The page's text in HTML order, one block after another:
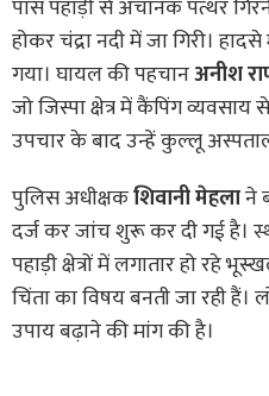
पास पहाड़ी से अचानक पत्थर
होकर चंद्रा नदी में जा गिरी।
गया। घायल की पहचानअनीश
जो जिस्पा क्षेत्र में कैंपिंग
उपचार के बाद उन्हें कुल्लू
पुलिस अधीक्षकशिवानी मेहलाने
दर्ज कर जांच शुरू कर दी गई है।
पहाड़ी क्षेत्रों में लगातार हो रहे
चिंता का विषय बनती जा रही हैं।
उपाय बढ़ाने की मांग की है।